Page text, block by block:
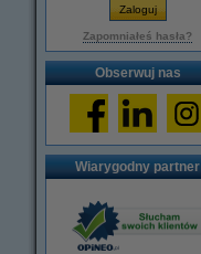
Zapomniałeś hasła?
Obserwuj nas
Wiarygodny partner